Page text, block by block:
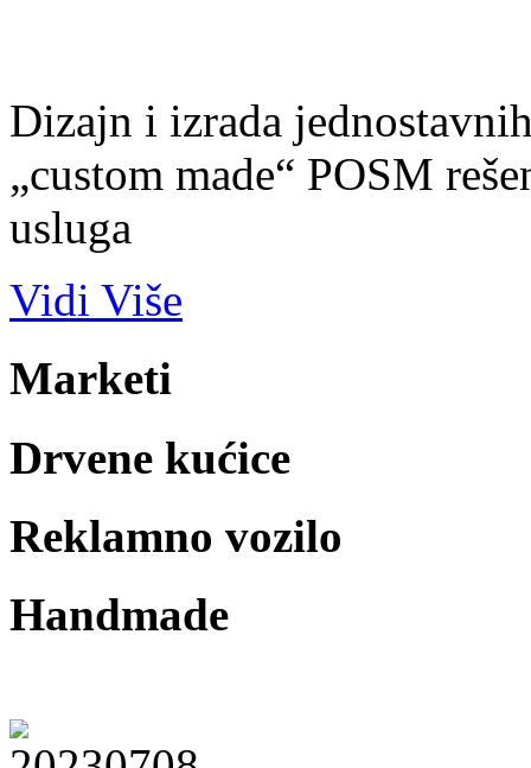
Dizajn i izrada
„custom made“ POSM
usluga
Vidi Više
Marketi
Drvene kućice
Reklamno vozilo
Handmade